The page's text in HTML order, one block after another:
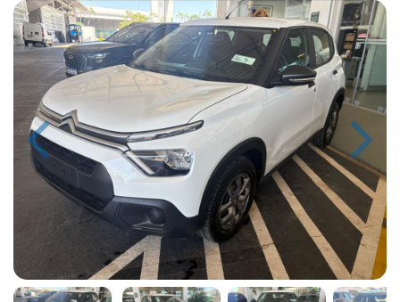
Previous Next